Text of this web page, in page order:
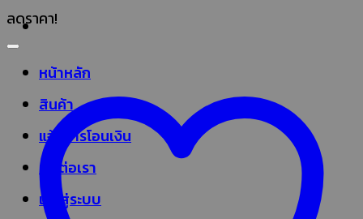
หน้าหลัก
สินค้า
แจ้งการโอนเงิน
ติดต่อเรา
เข้าสู่ระบบ
ลดราคา!